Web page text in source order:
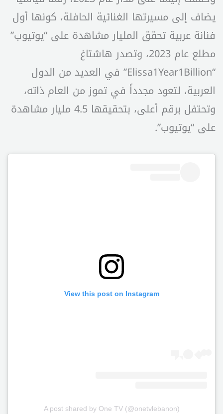
يضاف إلى مسيرتها الغنائية الحافلة، كونها أول
فنانة عربية تحقق المليار مشاهدة على “يوتيوب”
مطلع عام 2023، وتصدر هاشتاغ
“Elissa1Year1Billion” في العديد من الدول
العربية، لتعود مجدداً في تموز من العام ذاته،
وتحتفل برقم أعلى، بتحقيقها 4.5 مليار مشاهدة
على “يوتيوب”.
View this post on Instagram
A post shared by One TV (@onetvlebanon)